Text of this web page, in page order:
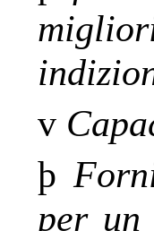
v
þ
per un